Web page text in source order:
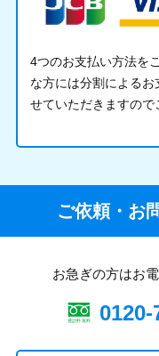
4つのお支払い方法を
な方には分割による
せていただきますので
ご依頼・お
お急ぎの方はお
0120-